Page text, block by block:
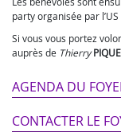
party organisée par l’US
Si vous vous portez
auprès de Thierry PIQUE
AGENDA DU
CONTACTER LE